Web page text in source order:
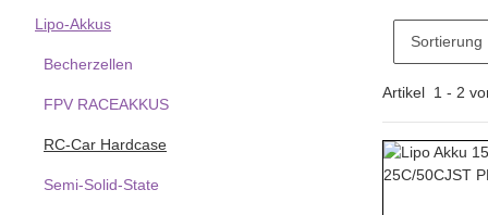
Sortierung
Artikel 1 - 2
Lipo-Akkus
Becherzellen
FPV RACEAKKUS
RC-Car Hardcase
Semi-Solid-State